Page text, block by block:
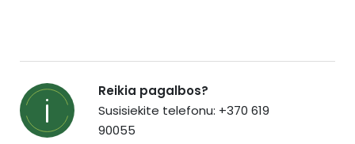
Reikia pagalbos?
Susisiekite telefonu: +370 619
90055